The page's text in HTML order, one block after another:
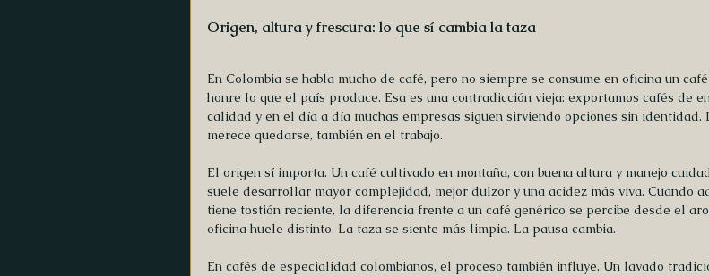
Origen, altura y frescura: lo que sí cambia la taza
En Colombia se habla mucho de café, pero no siempre se consume en oficina un
honre lo que el país produce. Esa es una contradicción vieja: exportamos cafés de
calidad y en el día a día muchas empresas siguen sirviendo opciones sin identidad.
merece quedarse, también en el trabajo.
El origen sí importa. Un café cultivado en montaña, con buena altura y manejo
suele desarrollar mayor complejidad, mejor dulzor y una acidez más viva. Cuando
tiene tostión reciente, la diferencia frente a un café genérico se percibe desde el
oficina huele distinto. La taza se siente más limpia. La pausa cambia.
En cafés de especialidad colombianos, el proceso también influye. Un lavado